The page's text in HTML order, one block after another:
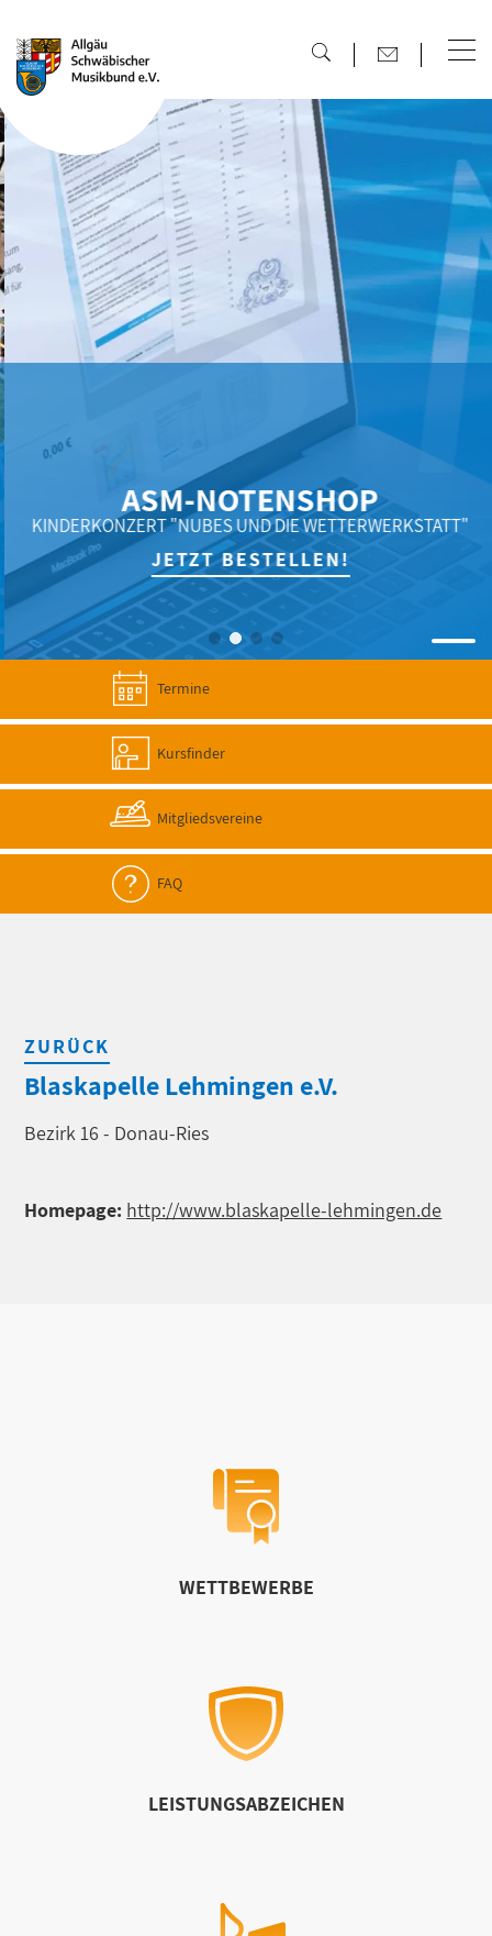
ASM-NOTENSHOP
KINDERKONZERT "NUBES UND DIE WETTERWERKSTATT"
JETZT BESTELLEN!
Termine
Kursfinder
Mitgliedsvereine
FAQ
ZURÜCK
Blaskapelle Lehmingen e.V.
Bezirk 16 - Donau-Ries
Homepage: http://www.blaskapelle-lehmingen.de
WETTBEWERBE
LEISTUNGSABZEICHEN